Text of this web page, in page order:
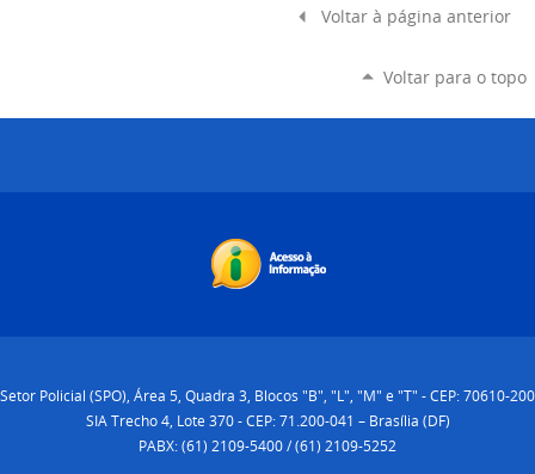
Voltar à página anterior
Voltar para o topo
Setor Policial (SPO), Área 5, Quadra 3, Blocos "B", "L", "M" e "T" - CEP: 70610-200
SIA Trecho 4, Lote 370 - CEP: 71.200-041 – Brasília (DF)
PABX: (61) 2109-5400 / (61) 2109-5252